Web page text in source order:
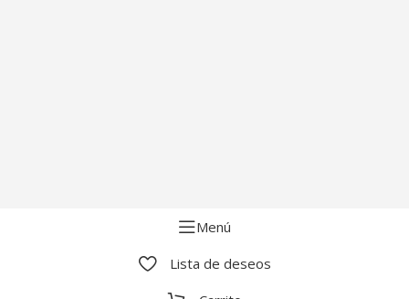
Menú
Lista de deseos